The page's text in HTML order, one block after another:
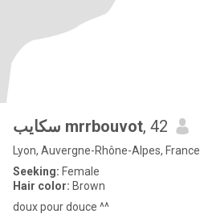
سكايب mrrbouvot, 42
Lyon, Auvergne-Rhône-Alpes, France
Seeking: Female
Hair color: Brown
doux pour douce ^^